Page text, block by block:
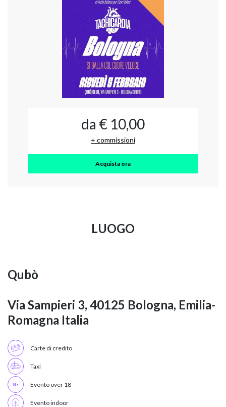
da € 10,00
+ commissioni
Acquista ora
LUOGO
Qubò
Via Sampieri 3, 40125 Bologna, Emilia-
Romagna Italia
Carte di credito
Taxi
Evento over 18
Evento indoor